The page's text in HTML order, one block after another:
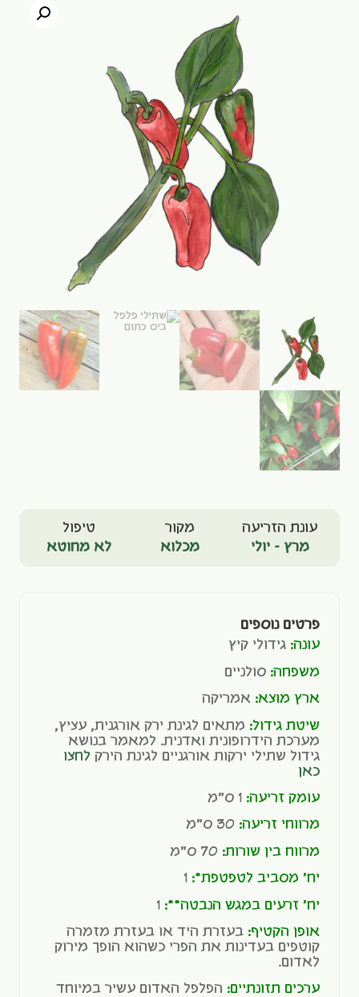
עונת הזריעה
מרץ - יולי
מקור
מכלוא
טיפול
לא מחוטא
פרטים נוספים
עונה: גידולי קיץ
משפחה: סולניים
ארץ מוצא: אמריקה
שיטת גידול: מתאים לגינת ירק אורגנית, עציץ,
מערכת הידרופונית ואדנית. למאמר בנושא
גידול שתילי ירקות אורגניים לגינת הירק לחצו
כאן
עומק זריעה:
מרווחי זריעה:
מרווח בין שורות:
יח' מסביב לטפטפת*: 1
יח' זרעים במגש הנבטה**:
אופן הקטיף: בעזרת היד או בעזרת מזמרה
קוטפים בעדינות את הפרי כשהוא הופך מירוק
לאדום.
ערכים תזונתיים: הפלפל האדום עשיר במיוחד